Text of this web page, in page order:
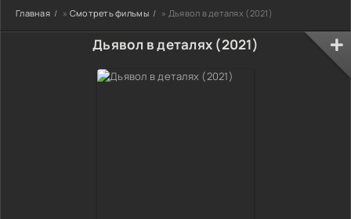
Главная » Смотреть фильмы » Дьявол в деталях (2021)
Дьявол в деталях (2021)